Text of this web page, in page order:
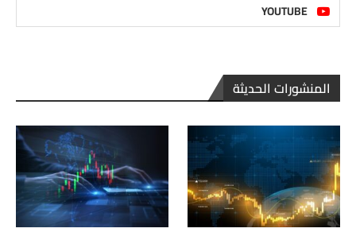
YOUTUBE
المنشورات الحديثة